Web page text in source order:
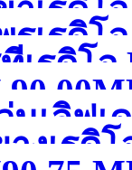
บุรี )
าเรดิโ
ม
เรดิโ
เรดิโ
ว่นเลิฟ
งเรดิ